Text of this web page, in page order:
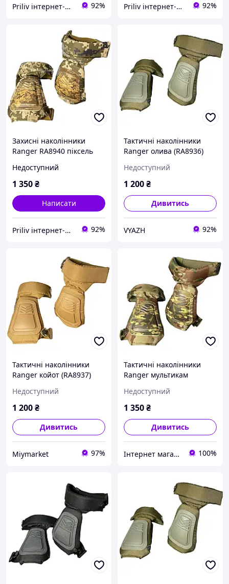
Priliv інтернет-магазин 92% Priliv інтернет-магазин 92%
Захисні наколінники
Ranger RA8940 піксель
600D вага 300г
наповнювач 10мм
Недоступний
1 350₴
Написати
Priliv інтернет-магазин 92%
Тактичні наколінники
Ranger олива (RA8936)
Недоступний
1 200₴
Дивитись
VYAZH 92%
Тактичні наколінники
Ranger койот (RA8937)
Недоступний
1 200₴
Дивитись
Miymarket 97%
Тактичні наколінники
Ranger мультикам
Недоступний
1 350₴
Дивитись
Інтернет магазин Mega Shop 100%